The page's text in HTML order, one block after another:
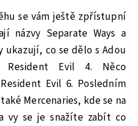
se vám ještě zpřístupní
názvy Separate Ways a
ukazují, co se dělo s Adou
Resident Evil 4. Něco
Evil 6. Posledním
Mercenaries, kde se na
vy se je snažíte zabít co